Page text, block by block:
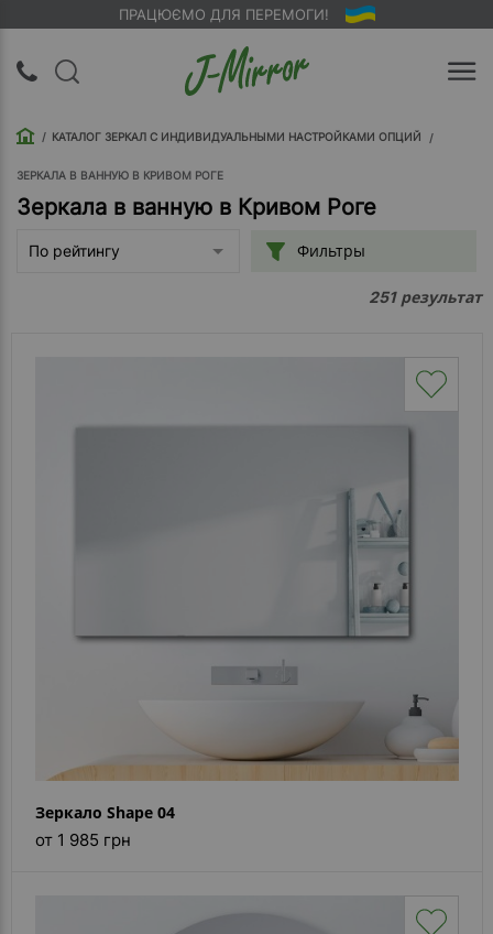
ПРАЦЮЄМО ДЛЯ ПЕРЕМОГИ!
Вход |
О
Доставка
Каталог
зеркал
Шкафчики
Душевые
Зеркала
Reflex
В
наличии
КАТАЛОГ ЗЕРКАЛ С ИНДИВИДУАЛЬНЫМИ НАСТРОЙКАМИ ОПЦИЙ
ЗЕРКАЛА В ВАННУЮ В КРИВОМ РОГЕ
Зеркала в ванную в Кривом Роге
По рейтингу Фильтры
251результат
Зеркало Shape 04
от 1 985 грн